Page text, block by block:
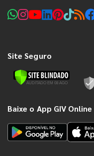
Site Seguro
Baixe o App GIV Online